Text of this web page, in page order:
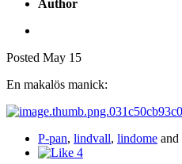
Author
Posted May 15
En makalös manick:
P-pan, lindvall, lindome and
4